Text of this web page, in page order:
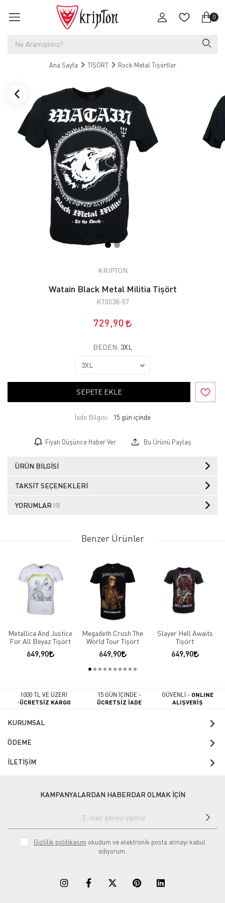
0
Ana Sayfa TİŞÖRT Rock Metal Tişörtler
KRIPTON
Watain Black Metal Militia Tişört
KT0038-57
729,90
BEDEN: 3XL
SEPETE EKLE
İade Bilgisi:
Fiyatı Düşünce Haber Ver Bu Ürünü Paylaş
ÜRÜN BILGISI
TAKSIT SEÇENEKLERI
YORUMLAR (0)
Benzer Ürünler
Metallica And Justice
For All Beyaz Tişört
649,90
Megadeth Crush The
World Tour Tişört
649,90
Slayer Hell Awaits
Tişört
649,90
1000 TL VE ÜZERİ
-ÜCRETSİZ KARGO
15 GÜN İÇİNDE -
ÜCRETSİZ İADE
GÜVENLİ - ONLINE
ALIŞVERİŞ
KURUMSAL
ÖDEME
İLETİŞİM
KAMPANYALARDAN HABERDAR OLMAK İÇİN
Gizlilik politikasını okudum ve elektronik posta almayı kabul
ediyorum.